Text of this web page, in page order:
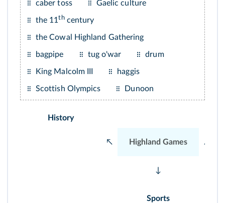
caber toss Gaelic culture
the 11thcentury
the Cowal Highland Gathering
bagpipe tug o'war drum
King Malcolm III haggis
Scottish Olympics Dunoon
History
↖ Highland Games ↗
↓
Sports